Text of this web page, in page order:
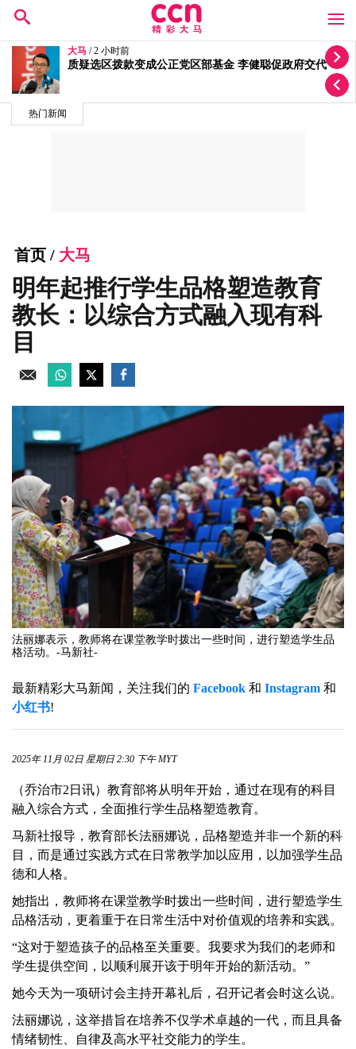
热门新闻
大马 / 4 小时前
称州选期间公务员受到施压 扎希：我会保护你们
首页 / 大马
明年起推行学生品格塑造教育
教长：以综合方式融入现有科
目
法丽娜表示，教师将在课堂教学时拨出一些时间，进行塑造学生品
格活动。-马新社-
最新精彩大马新闻，关注我们的 Facebook 和 Instagram 和
小红书!
2025年 11月 02日 星期日 2:30 下午 MYT
（乔治市2日讯）教育部将从明年开始，通过在现有的科目
融入综合方式，全面推行学生品格塑造教育。
马新社报导，教育部长法丽娜说，品格塑造并非一个新的科
目，而是通过实践方式在日常教学加以应用，以加强学生品
德和人格。
她指出，教师将在课堂教学时拨出一些时间，进行塑造学生
品格活动，更着重于在日常生活中对价值观的培养和实践。
“这对于塑造孩子的品格至关重要。我要求为我们的老师和
学生提供空间，以顺利展开该于明年开始的新活动。”
她今天为一项研讨会主持开幕礼后，召开记者会时这么说。
法丽娜说，这举措旨在培养不仅学术卓越的一代，而且具备
情绪韧性、自律及高水平社交能力的学生。